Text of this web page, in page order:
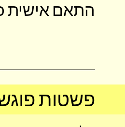
התאם אישית
פשטות